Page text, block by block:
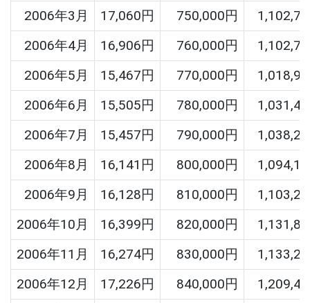
2006年3月
17,060円 750,000円
2006年4月
16,906円 760,000円
2006年5月
15,467円 770,000円
2006年6月
15,505円 780,000円
2006年7月
15,457円 790,000円
2006年8月
16,141円 800,000円
2006年9月
16,128円 810,000円
2006年10月
16,399円 820,000円
2006年11月
16,274円 830,000円
2006年12月
17,226円 840,000円